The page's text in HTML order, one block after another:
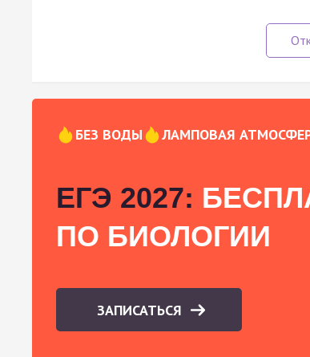
БЕЗ ВОДЫ ЛАМПОВАЯ
ЕГЭ 2027:
ПО БИОЛОГИИ
ЗАПИСАТЬСЯ